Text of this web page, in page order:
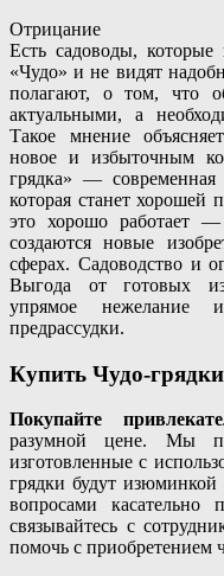
Отрицание
Есть садоводы, которые
«Чудо» и не видят
полагают, о том, что
актуальными, а
Такое мнение
новое и избыточным
грядка» — современная
которая станет хорошей
это хорошо работает —
создаются новые
сферах. Садоводство и
Выгода от готовых
упрямое
предрассудки.
Купить Чудо-
Покупайте
разумной цене. Мы
изготовленные с
грядки будут
вопросами касательно
связывайтесь с
помочь с приобретением